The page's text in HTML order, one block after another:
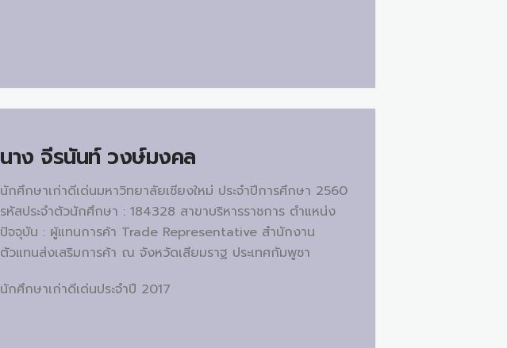
นาง จีรนันท์ วงษ์มงคล
นักศึกษาเก่าดีเด่นมหาวิทยาลัยเชียงใหม่ ประจำปีการศึกษา 2560
รหัสประจำตัวนักศึกษา : 184328 สาขาบริหารราชการ ตำแหน่ง
ปัจจุบัน : ผู้แทนการค้า Trade Representative สำนักงาน
ตัวแทนส่งเสริมการค้า ณ จังหวัดเสียมราฐ ประเทศกัมพูชา
นักศึกษาเก่าดีเด่นประจำปี 2017